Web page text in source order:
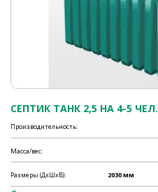
СЕПТИК ТАНК 2,5 НА 4-5 ЧЕЛ.
Производительность:
Масса/вес:
Размеры (ДхШхВ): 2030 мм